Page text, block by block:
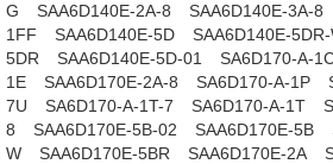
G
SAA6D140E-2A-8 SAA6D140E-3A-8
1FF
SAA6D140E-5D SAA6D140E-
5DR
SAA6D140E-5D-01 SA6D170-A-
1E
SAA6D170E-2A-8 SA6D170-A-1P
7U
SA6D170-A-1T-7 SA6D170-A-1T
8
SAA6D170E-5B-02 SAA6D170E-5B
W
SAA6D170E-5BR SAA6D170E-2A